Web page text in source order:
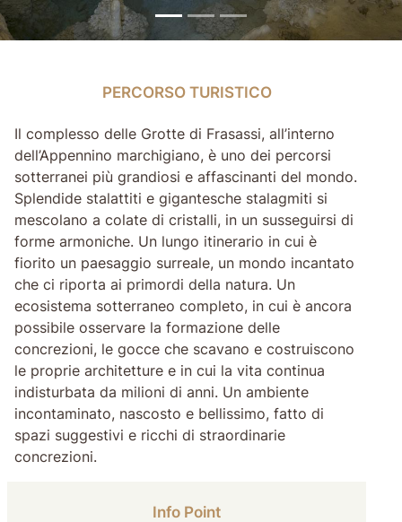
PERCORSO TURISTICO
Il complesso delle Grotte di Frasassi, all’interno
dell’Appennino marchigiano, è uno dei percorsi
sotterranei più grandiosi e affascinanti del mondo.
Splendide stalattiti e gigantesche stalagmiti si
mescolano a colate di cristalli, in un susseguirsi di
forme armoniche. Un lungo itinerario in cui è
fiorito un paesaggio surreale, un mondo incantato
che ci riporta ai primordi della natura. Un
ecosistema sotterraneo completo, in cui è ancora
possibile osservare la formazione delle
concrezioni, le gocce che scavano e costruiscono
le proprie architetture e in cui la vita continua
indisturbata da milioni di anni. Un ambiente
incontaminato, nascosto e bellissimo, fatto di
spazi suggestivi e ricchi di straordinarie
concrezioni.
Info Point